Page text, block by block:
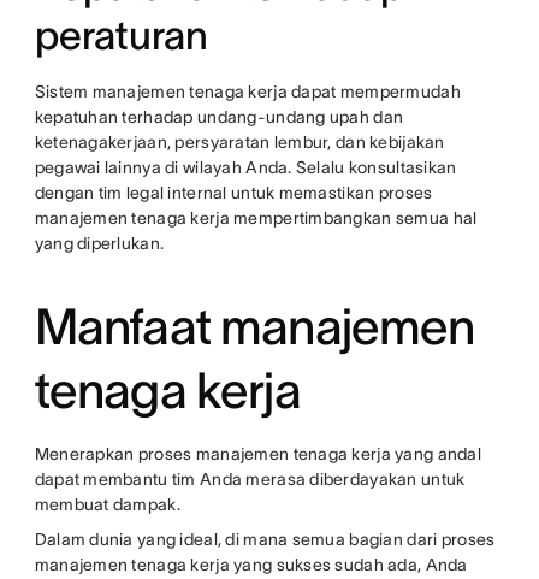
peraturan
Sistem manajemen tenaga kerja dapat mempermudah
kepatuhan terhadap undang-undang upah dan
ketenagakerjaan, persyaratan lembur, dan kebijakan
pegawai lainnya di wilayah Anda. Selalu konsultasikan
dengan tim legal internal untuk memastikan proses
manajemen tenaga kerja mempertimbangkan semua hal
yang diperlukan.
Manfaat manajemen
tenaga kerja
Menerapkan proses manajemen tenaga kerja yang andal
dapat membantu tim Anda merasa diberdayakan untuk
membuat dampak.
Dalam dunia yang ideal, di mana semua bagian dari proses
manajemen tenaga kerja yang sukses sudah ada, Anda